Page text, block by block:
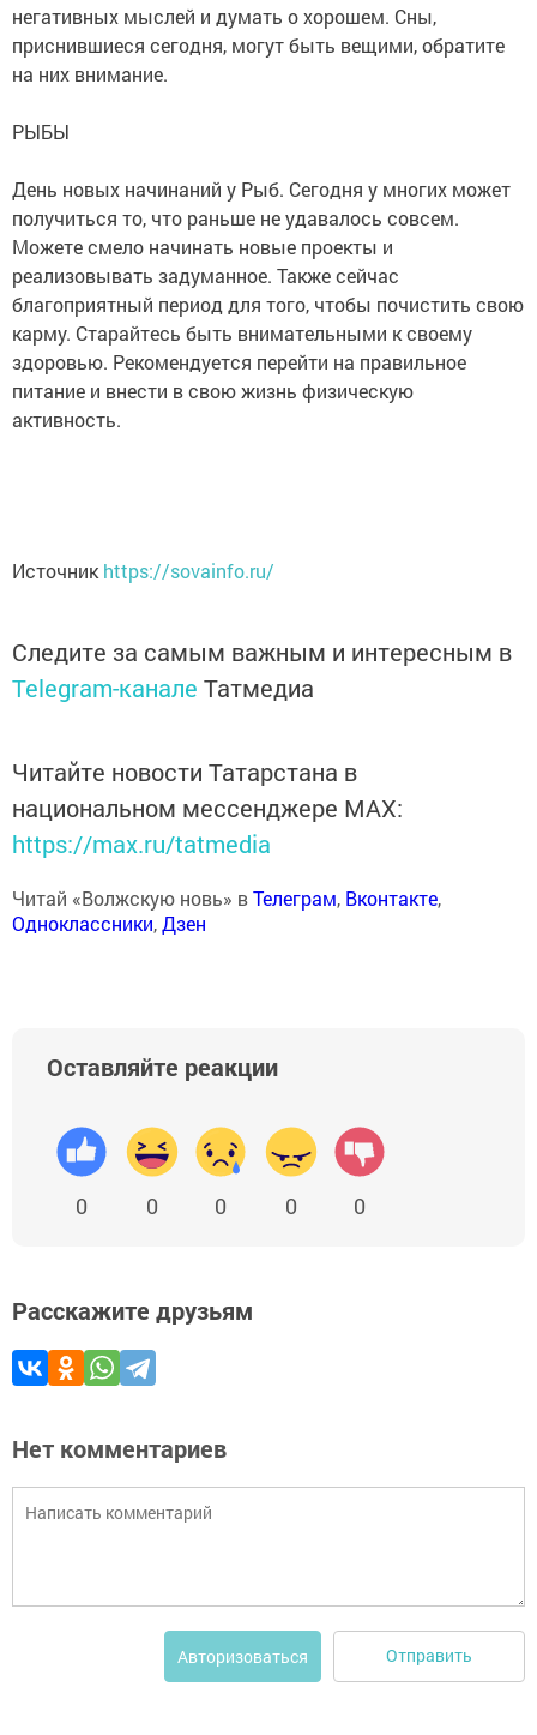
негативных мыслей и думать о хорошем. Сны,
приснившиеся сегодня, могут быть вещими, обратите
на них внимание.
РЫБЫ
День новых начинаний у Рыб. Сегодня у многих может
получиться то, что раньше не удавалось совсем.
Можете смело начинать новые проекты и
реализовывать задуманное. Также сейчас
благоприятный период для того, чтобы почистить свою
карму. Старайтесь быть внимательными к своему
здоровью. Рекомендуется перейти на правильное
питание и внести в свою жизнь физическую
активность.
Источник https://sovainfo.ru/
Следите за самым важным и интересным в
Telegram-канале Татмедиа
Читайте новости Татарстана в
национальном мессенджере MАХ:
https://max.ru/tatmedia
Читай «Волжскую новь» вТелеграм, Вконтакте,
Одноклассники,Дзен
Оставляйте реакции
0 0 0 0 0
Расскажите друзьям
Нет комментариев
Авторизоваться Отправить